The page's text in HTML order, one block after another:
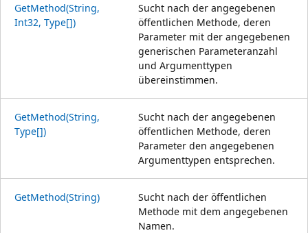
GetMethod(String,
Int32, Type[])
Sucht nach der angegebenen
öffentlichen Methode, deren
Parameter mit der angegebenen
generischen Parameteranzahl
und Argumenttypen
übereinstimmen.
GetMethod(String,
Type[])
Sucht nach der angegebenen
öffentlichen Methode, deren
Parameter den angegebenen
Argumenttypen entsprechen.
GetMethod(String)
Sucht nach der öffentlichen
Methode mit dem angegebenen
Namen.